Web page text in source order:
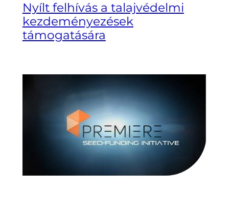
Nyílt felhívás a talajvédelmi
kezdeményezések
támogatására